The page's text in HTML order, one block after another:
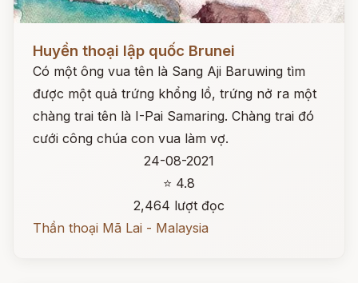
Đọc ngay
Huyền thoại lập quốc Brunei
Có một ông vua tên là Sang Aji Baruwing tìm
được một quả trứng khổng lồ, trứng nở ra một
chàng trai tên là I-Pai Samaring. Chàng trai đó
cưới công chúa con vua làm vợ.
24-08-2021
⭐ 4.8
2,464 lượt đọc
Thần thoại Mã Lai - Malaysia